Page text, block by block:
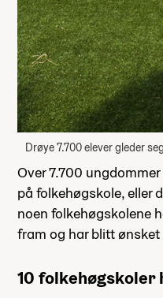
Drøye 7.700 elever gleder
Over 7.700
på folkehøgskole, eller
noen folkehøgskolene
fram og har blitt
10